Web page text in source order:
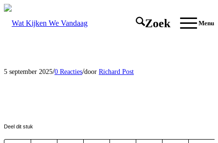
Zoek Menu
5 september 2025/0 Reacties/door Richard Post
Deel dit stuk